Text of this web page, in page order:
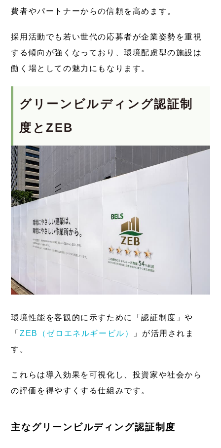
費者やパートナーからの信頼を高めます。
採用活動でも若い世代の応募者が企業姿勢を重視
する傾向が強くなっており、環境配慮型の施設は
働く場としての魅力にもなります。
グリーンビルディング認証制
度とZEB
環境性能を客観的に示すために「認証制度」や
「ZEB（ゼロエネルギービル）
」が活用されま
す。
これらは導入効果を可視化し、投資家や社会から
の評価を得やすくする仕組みです。
主なグリーンビルディング認証制度